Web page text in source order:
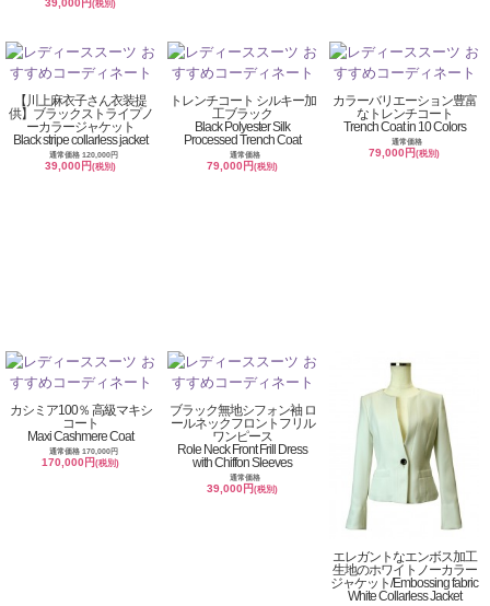
39,000円(税別)
【川上麻衣子さん衣装提
供】ブラックストライプノ
ーカラージャケット
Black stripe collarless jacket
通常価格 120,000円
39,000円(税別)
トレンチコート シルキー加
工ブラック
Black Polyester Silk
Processed Trench Coat
通常価格
79,000円(税別)
カラーバリエーション豊富
なトレンチコート
Trench Coat in 10 Colors
通常価格
79,000円(税別)
カシミア100％ 高級マキシ
コート
Maxi Cashmere Coat
通常価格 170,000円
170,000円(税別)
ブラック無地シフォン袖 ロ
ールネックフロントフリル
ワンピース
Role Neck Front Frill Dress
with Chiffon Sleeves
通常価格
39,000円(税別)
エレガントなエンボス加工
生地のホワイトノーカラー
ジャケット/Embossing fabric
White Collarless Jacket